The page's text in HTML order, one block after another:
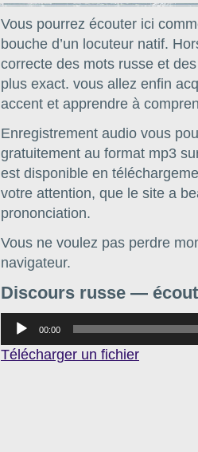
Vous pourrez écouter ici
bouche d’un locuteur natif.
correcte des mots russe et
plus exact. vous allez enfin
accent et apprendre à
Enregistrement audio vous
gratuitement au format mp3
est disponible en
votre attention, que le site a
prononciation.
Vous ne voulez pas perdre
navigateur.
Discours russe —
Аудиоплеер
00:00
Télécharger un fichier